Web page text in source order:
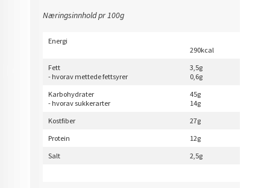
Næringsinnhold pr 100g
Energi
290kcal
Fett
- hvorav mettede fettsyrer
3,5g
0,6g
Karbohydrater
- hvorav sukkerarter
45g
14g
Kostfiber
27g
Protein
12g
Salt
2,5g